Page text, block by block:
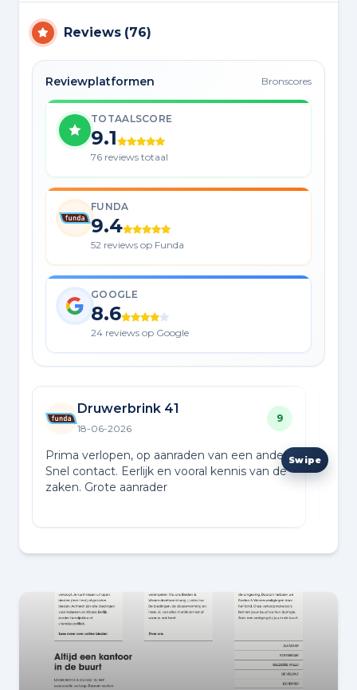
Reviews (76)
Reviewplatformen Bronscores
TOTAALSCORE
9.1
76 reviews totaal
FUNDA
9.4
52 reviews op Funda
GOOGLE
8.6
24 reviews op Google
Druwerbrink 41
18-06-2026
9
Prima verlopen, op aanraden van een ander.
Snel contact. Eerlijk en vooral kennis van de
zaken. Grote aanrader
een